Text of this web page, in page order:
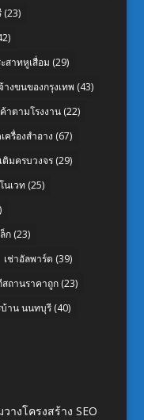
(23)
สาทหูเสื่อม (29)
างขนของกรุงเทพ (43)
าตามโรงงาน(22)
ครื่องสำอาง (67)
ติมครบวงจร(29)
นเวท (25)
ก(23)
เช่าอัลพาร์ด (39)
สถานราคาถูก(23)
บ้าน นนทบุรี(40)
างโครงสร้าง SEO